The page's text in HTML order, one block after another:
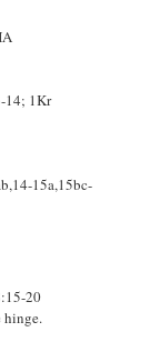
14; 1Kr
15a,15bc-
20
hinge.